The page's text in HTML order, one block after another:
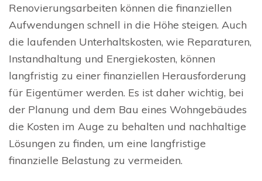
Renovierungsarbeiten können die finanziellen
Aufwendungen schnell in die Höhe steigen. Auch
die laufenden Unterhaltskosten, wie Reparaturen,
Instandhaltung und Energiekosten, können
langfristig zu einer finanziellen Herausforderung
für Eigentümer werden. Es ist daher wichtig, bei
der Planung und dem Bau eines Wohngebäudes
die Kosten im Auge zu behalten und nachhaltige
Lösungen zu finden, um eine langfristige
finanzielle Belastung zu vermeiden.